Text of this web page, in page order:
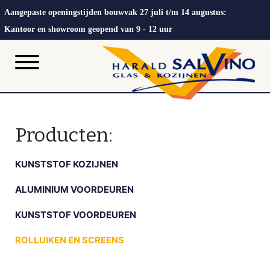
Aangepaste openingstijden bouwvak 27 juli t/m 14 augustus:
Kantoor en showroom geopend van 9 - 12 uur
Producten:
KUNSTSTOF KOZIJNEN
ALUMINIUM VOORDEUREN
KUNSTSTOF VOORDEUREN
ROLLUIKEN EN SCREENS